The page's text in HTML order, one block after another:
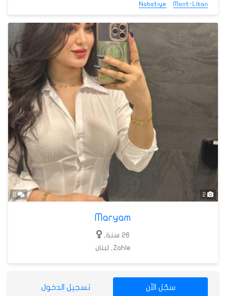
Mont-Liban
Nabatiye
Maryam
26 سنة,
Zahle, لبنان
سجّل الآن تسجيل الدخول